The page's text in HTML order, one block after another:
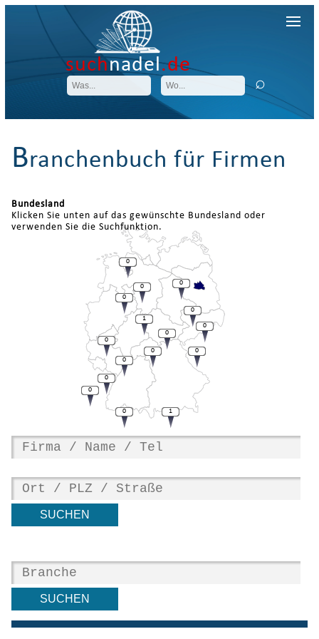
suchnadel.de
Branchenbuch für Firmen
Bundesland
Klicken Sie unten auf das gewünschte Bundesland oder
verwenden Sie die Suchfunktion.
0
0
0
0
0
0
0
0
0
1
0
0
0
0
0
1